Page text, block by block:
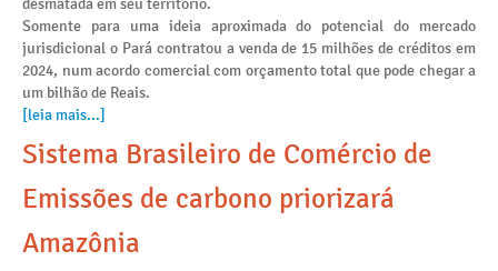
desmatada em seu território.
Somente para uma ideia aproximada do potencial do mercado
jurisdicional o Pará contratou a venda de 15 milhões de créditos em
2024, num acordo comercial com orçamento total que pode chegar a
um bilhão de Reais.
[leia mais...]
Sistema Brasileiro de Comércio de
Emissões de carbono priorizará
Amazônia